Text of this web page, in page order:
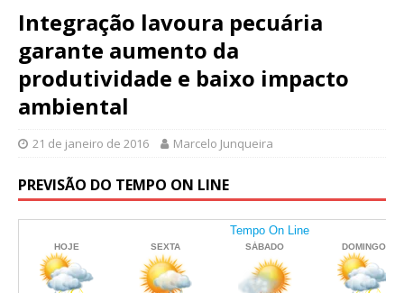
Integração lavoura pecuária
garante aumento da
produtividade e baixo impacto
ambiental
21 de janeiro de 2016 Marcelo Junqueira
PREVISÃO DO TEMPO ON LINE